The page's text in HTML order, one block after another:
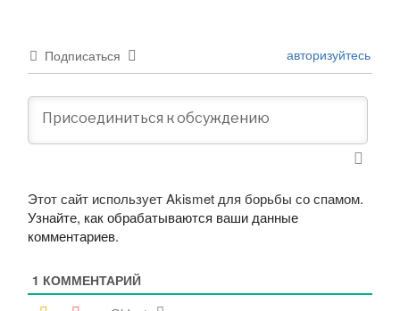
Подписаться авторизуйтесь
Этот сайт использует Akismet для борьбы со спамом.
Узнайте, как обрабатываются ваши данные
комментариев.
1 КОММЕНТАРИЙ